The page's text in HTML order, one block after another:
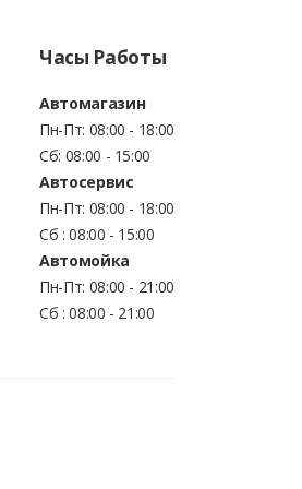
Часы Работы
Автомагазин
Пн-Пт: 08:00 - 18:00
Сб: 08:00 - 15:00
Автосервис
Пн-Пт: 08:00 - 18:00
Сб : 08:00 - 15:00
Автомойка
Пн-Пт: 08:00 - 21:00
Сб : 08:00 - 21:00